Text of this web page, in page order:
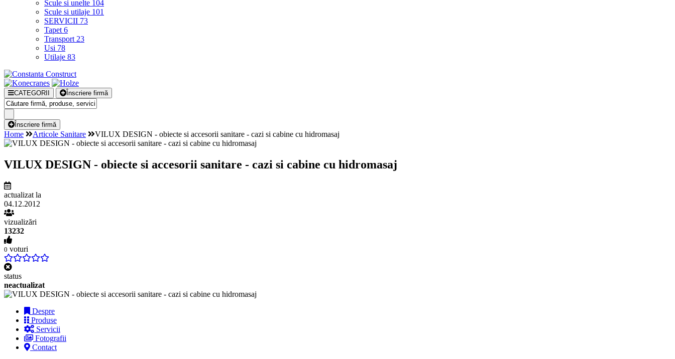
Scule si unelte 104
Scule si utilaje 101
SERVICII 73
Tapet 6
Transport 23
Usi 78
Utilaje 83
CATEGORII Înscriere firmă
Înscriere firmă
Home Articole Sanitare VILUX DESIGN - obiecte si accesorii sanitare - cazi si cabine cu hidromasaj
VILUX DESIGN - obiecte si accesorii sanitare - cazi si cabine cu hidromasaj
actualizat la
04.12.2012
vizualizări
13232
0 voturi
status
neactualizat
Despre
Produse
Servicii
Fotografii
Contact